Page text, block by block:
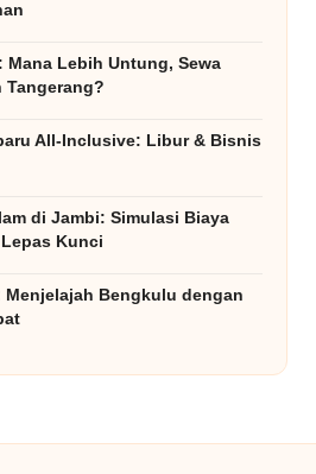
Mana Lebih Untung, Sewa
Tangerang?
All-Inclusive: Libur & Bisnis
di Jambi: Simulasi Biaya
Kunci
Menjelajah Bengkulu dengan